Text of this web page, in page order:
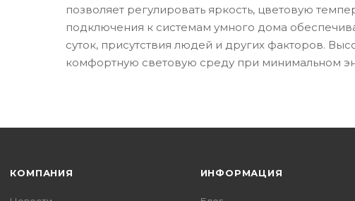
позволяет регулировать яркость, цветовую
подключения к системам умного дома
суток, присутствия людей и других факторов.
комфортную световую среду при минимальном
КОМПАНИЯ ИНФОРМАЦИЯ